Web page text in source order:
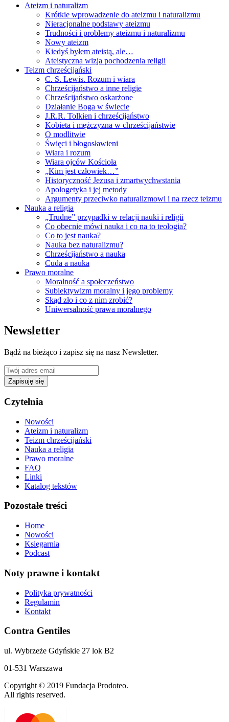
Ateizm i naturalizm
Krótkie wprowadzenie do ateizmu i naturalizmu
Nieracjonalne podstawy ateizmu
Trudności i problemy ateizmu i naturalizmu
Nowy ateizm
Kiedyś byłem ateistą, ale…
Ateistyczna wizja pochodzenia religii
Teizm chrześcijański
C. S. Lewis. Rozum i wiara
Chrześcijaństwo a inne religie
Chrześcijaństwo oskarżone
Działanie Boga w świecie
J.R.R. Tolkien i chrześcijaństwo
Kobieta i mężczyzna w chrześcijaństwie
O modlitwie
Święci i błogosławieni
Wiara i rozum
Wiara ojców Kościoła
„Kim jest człowiek…”
Historyczność Jezusa i zmartwychwstania
Apologetyka i jej metody
Argumenty przeciwko naturalizmowi i na rzecz teizmu
Nauka a religia
„Trudne” przypadki w relacji nauki i religii
Co obecnie mówi nauka i co na to teologia?
Co to jest nauka?
Nauka bez naturalizmu?
Chrześcijaństwo a nauka
Cuda a nauka
Prawo moralne
Moralność a społeczeństwo
Subiektywizm moralny i jego problemy
Skąd zło i co z nim zrobić?
Uniwersalność prawa moralnego
Newsletter
Bądź na bieżąco i zapisz się na nasz Newsletter.
Zapisuję się
Czytelnia
Nowości
Ateizm i naturalizm
Teizm chrześcijański
Nauka a religia
Prawo moralne
FAQ
Linki
Katalog tekstów
Pozostałe treści
Home
Nowości
Księgarnia
Podcast
Noty prawne i kontakt
Polityka prywatności
Regulamin
Kontakt
Contra Gentiles
ul. Wybrzeże Gdyńskie 27 lok B2
01-531 Warszawa
Copyright © 2019 Fundacja Prodoteo.
All rights reserved.